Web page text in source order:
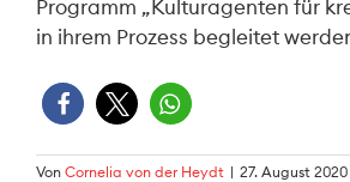
Programm „Kulturagenten für
in ihrem Prozess begleitet
Von Cornelia von der Heydt | 27. August 2020